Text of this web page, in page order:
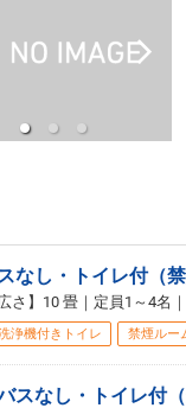
なし・トイレ付（禁
広さ】10 畳 ｜ 定員1～4名 ｜
浄機付きトイレ 禁煙ルー
スなし・トイレ付（